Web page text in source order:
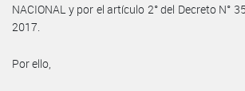
NACIONAL y por el artículo 2° del Decreto N°
2017.
Por ello,